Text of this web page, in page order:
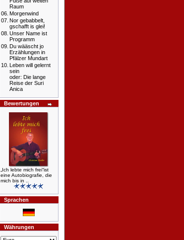
Raum
06. Morgenwind
07. Nor gebabbelt,
gschafft is glei!
08. Unser Name ist
Programm
09. Du wääscht jo
Erzählungen in
Pfälzer Mundart
10. Leben will gelernt
sein
oder: Die lange
Reise der Suri
Anica
Bewertungen
„Ich lebte mich frei“ist
eine Autobiografie, die
mich bis in ..
Sprachen
Währungen